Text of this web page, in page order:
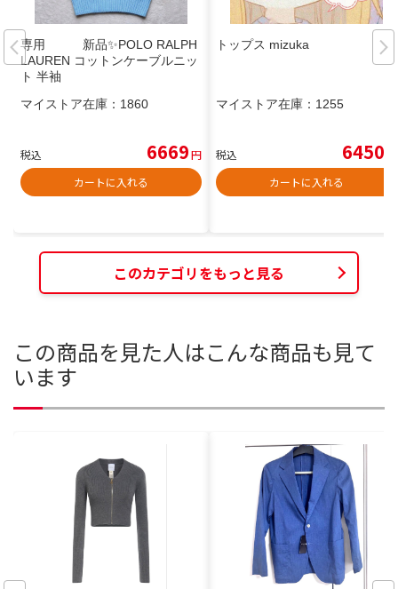
専用 新品✨POLO RALPH
LAUREN コットンケーブルニッ
ト 半袖
マイストア在庫： 1860
税込 6669円
カートに入れる
トップス mizuka
マイストア在庫： 1255
税込 6450
カートに入れる
このカテゴリをもっと見る
この商品を見た人はこんな商品も見て
います